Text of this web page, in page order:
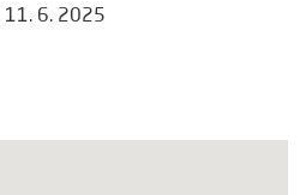
11. 6. 2025